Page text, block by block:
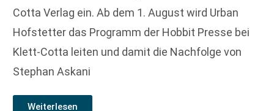
Cotta Verlag ein. Ab dem 1. August wird Urban
Hofstetter das Programm der Hobbit Presse bei
Klett-Cotta leiten und damit die Nachfolge von
Stephan Askani
Weiterlesen